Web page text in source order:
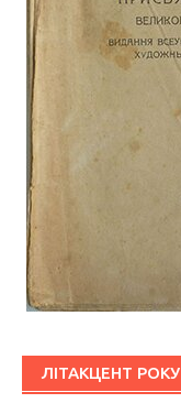
ЛІТАКЦЕНТ РОКУ